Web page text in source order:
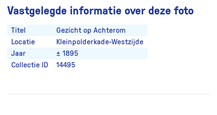
Vastgelegde informatie over deze foto
Titel
Gezicht op Achterom
Locatie
Kleinpolderkade-Westzijde
Jaar
± 1895
Collectie ID
14495